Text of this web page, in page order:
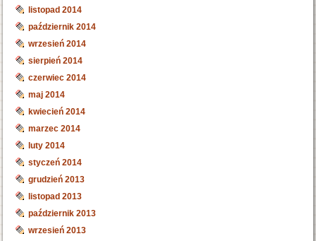
listopad 2014
październik 2014
wrzesień 2014
sierpień 2014
czerwiec 2014
maj 2014
kwiecień 2014
marzec 2014
luty 2014
styczeń 2014
grudzień 2013
listopad 2013
październik 2013
wrzesień 2013